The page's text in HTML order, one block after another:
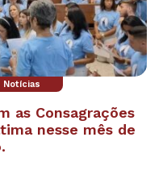
Notícias
as Consagrações
nesse mês de